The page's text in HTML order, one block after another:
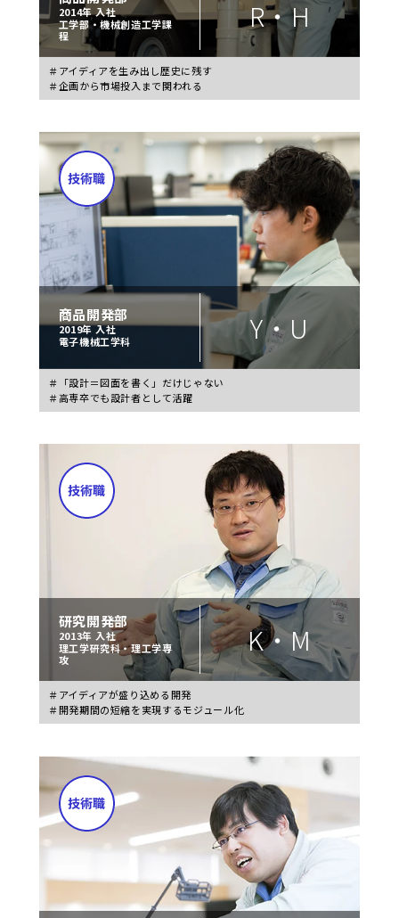
2014年 入社
工学部・機械創造工学課
程
R・H
＃アイディアを生み出し歴史に残す
＃企画から市場投入まで関われる
商品開発部
2019年 入社
電子機械工学科
Y・U
＃「設計＝図面を書く」だけじゃない
＃高専卒でも設計者として活躍
研究開発部
2013年 入社
理工学研究科・理工学専
攻
K・M
＃アイディアが盛り込める開発
＃開発期間の短縮を実現するモジュール化